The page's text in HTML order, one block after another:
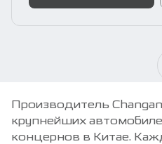
Производитель
крупнейших
концернов в Китае.